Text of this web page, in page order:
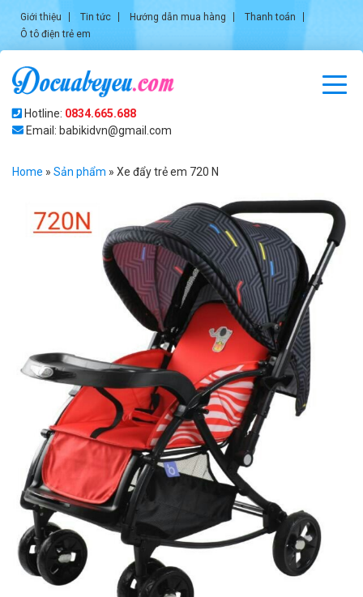
Giới thiệu Tin tức Hướng dẫn mua hàng
Thanh toán
Ô tô điện trẻ em
Hotline: 0834.665.688
Email: babikidvn@gmail.com
Home » Sản phẩm » Xe đẩy trẻ em 720 N